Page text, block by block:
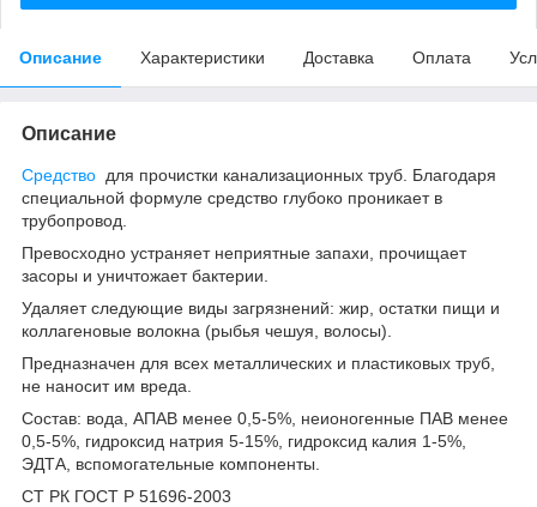
Описание Характеристики Доставка Оплата
Описание
Средство для прочистки канализационных труб. Благодаря
специальной формуле средство глубоко проникает в
трубопровод.
Превосходно устраняет неприятные запахи, прочищает
засоры и уничтожает бактерии.
Удаляет следующие виды загрязнений: жир, остатки пищи и
коллагеновые волокна (рыбья чешуя, волосы).
Предназначен для всех металлических и пластиковых труб,
не наносит им вреда.
Состав: вода, АПАВ менее 0,5-5%, неионогенные ПАВ менее
0,5-5%, гидроксид натрия 5-15%, гидроксид калия 1-5%,
ЭДТА, вспомогательные компоненты.
СТ РК ГОСТ Р 51696-2003